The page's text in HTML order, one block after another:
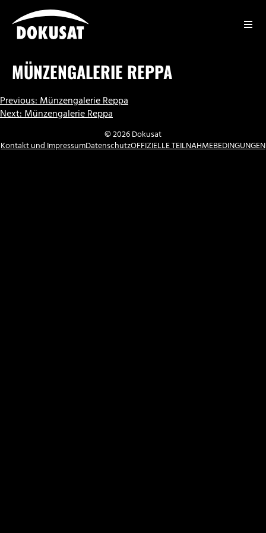
Inhalt
springen
MÜNZENGALERIE REPPA
BEITRAGSNAVIGATION
Previous:Münzengalerie Reppa
Next:Münzengalerie Reppa
© 2026 Dokusat
Kontakt und ImpressumDatenschutzOFFIZIELLE TEILNAHMEBEDINGUNGEN